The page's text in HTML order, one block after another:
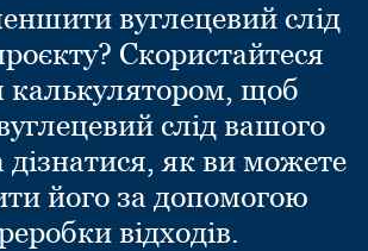
вуглецевий слід
Скористайтеся
щоб
слід вашого
дізнатися, як ви можете
його за допомогою
відходів.